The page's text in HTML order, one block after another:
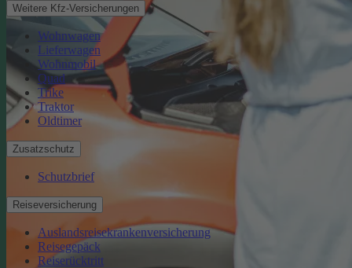
Weitere Kfz-Versicherungen
Wohnwagen
Lieferwagen
Wohnmobil
Quad
Trike
Traktor
Oldtimer
Zusatzschutz
Schutzbrief
Reiseversicherung
Auslandsreisekrankenversicherung
Reisegepäck
Reiserücktritt